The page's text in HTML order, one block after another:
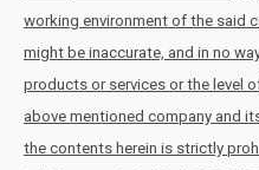
working environment of the said
might be inaccurate, and in no
products or services or the level
above mentioned company and
the contents herein is strictly